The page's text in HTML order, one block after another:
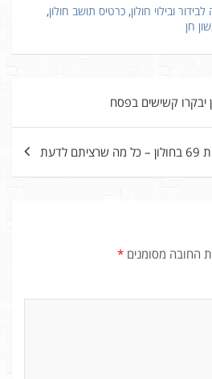
ובילוי חולון, כרטיס תושב חולון,
חן
יבקרו קשישים בפסח
החובה מסומנים *